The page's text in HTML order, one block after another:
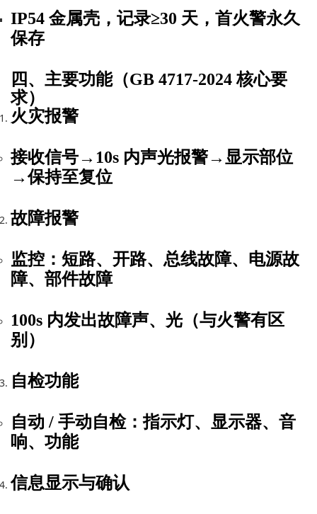
IP54 金属壳， 记录≥30 天，首火警永久
保存
四、主要功能（GB 4717-2024 核心要
求）
火灾报警
接收信号→ 10s 内声光报警→显示部位
→保持至复位
故障报警
监控：短路、开路、总线故障、电源故
障、部件故障
100s 内发出故障声、光（与火警有区
别）
自检功能
自动 / 手动自检：指示灯、显示器、音
响、功能
信息显示与确认